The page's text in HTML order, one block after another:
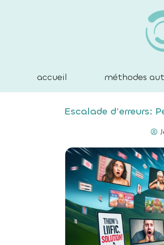
accueil méthodes
Escalade d’erreurs: